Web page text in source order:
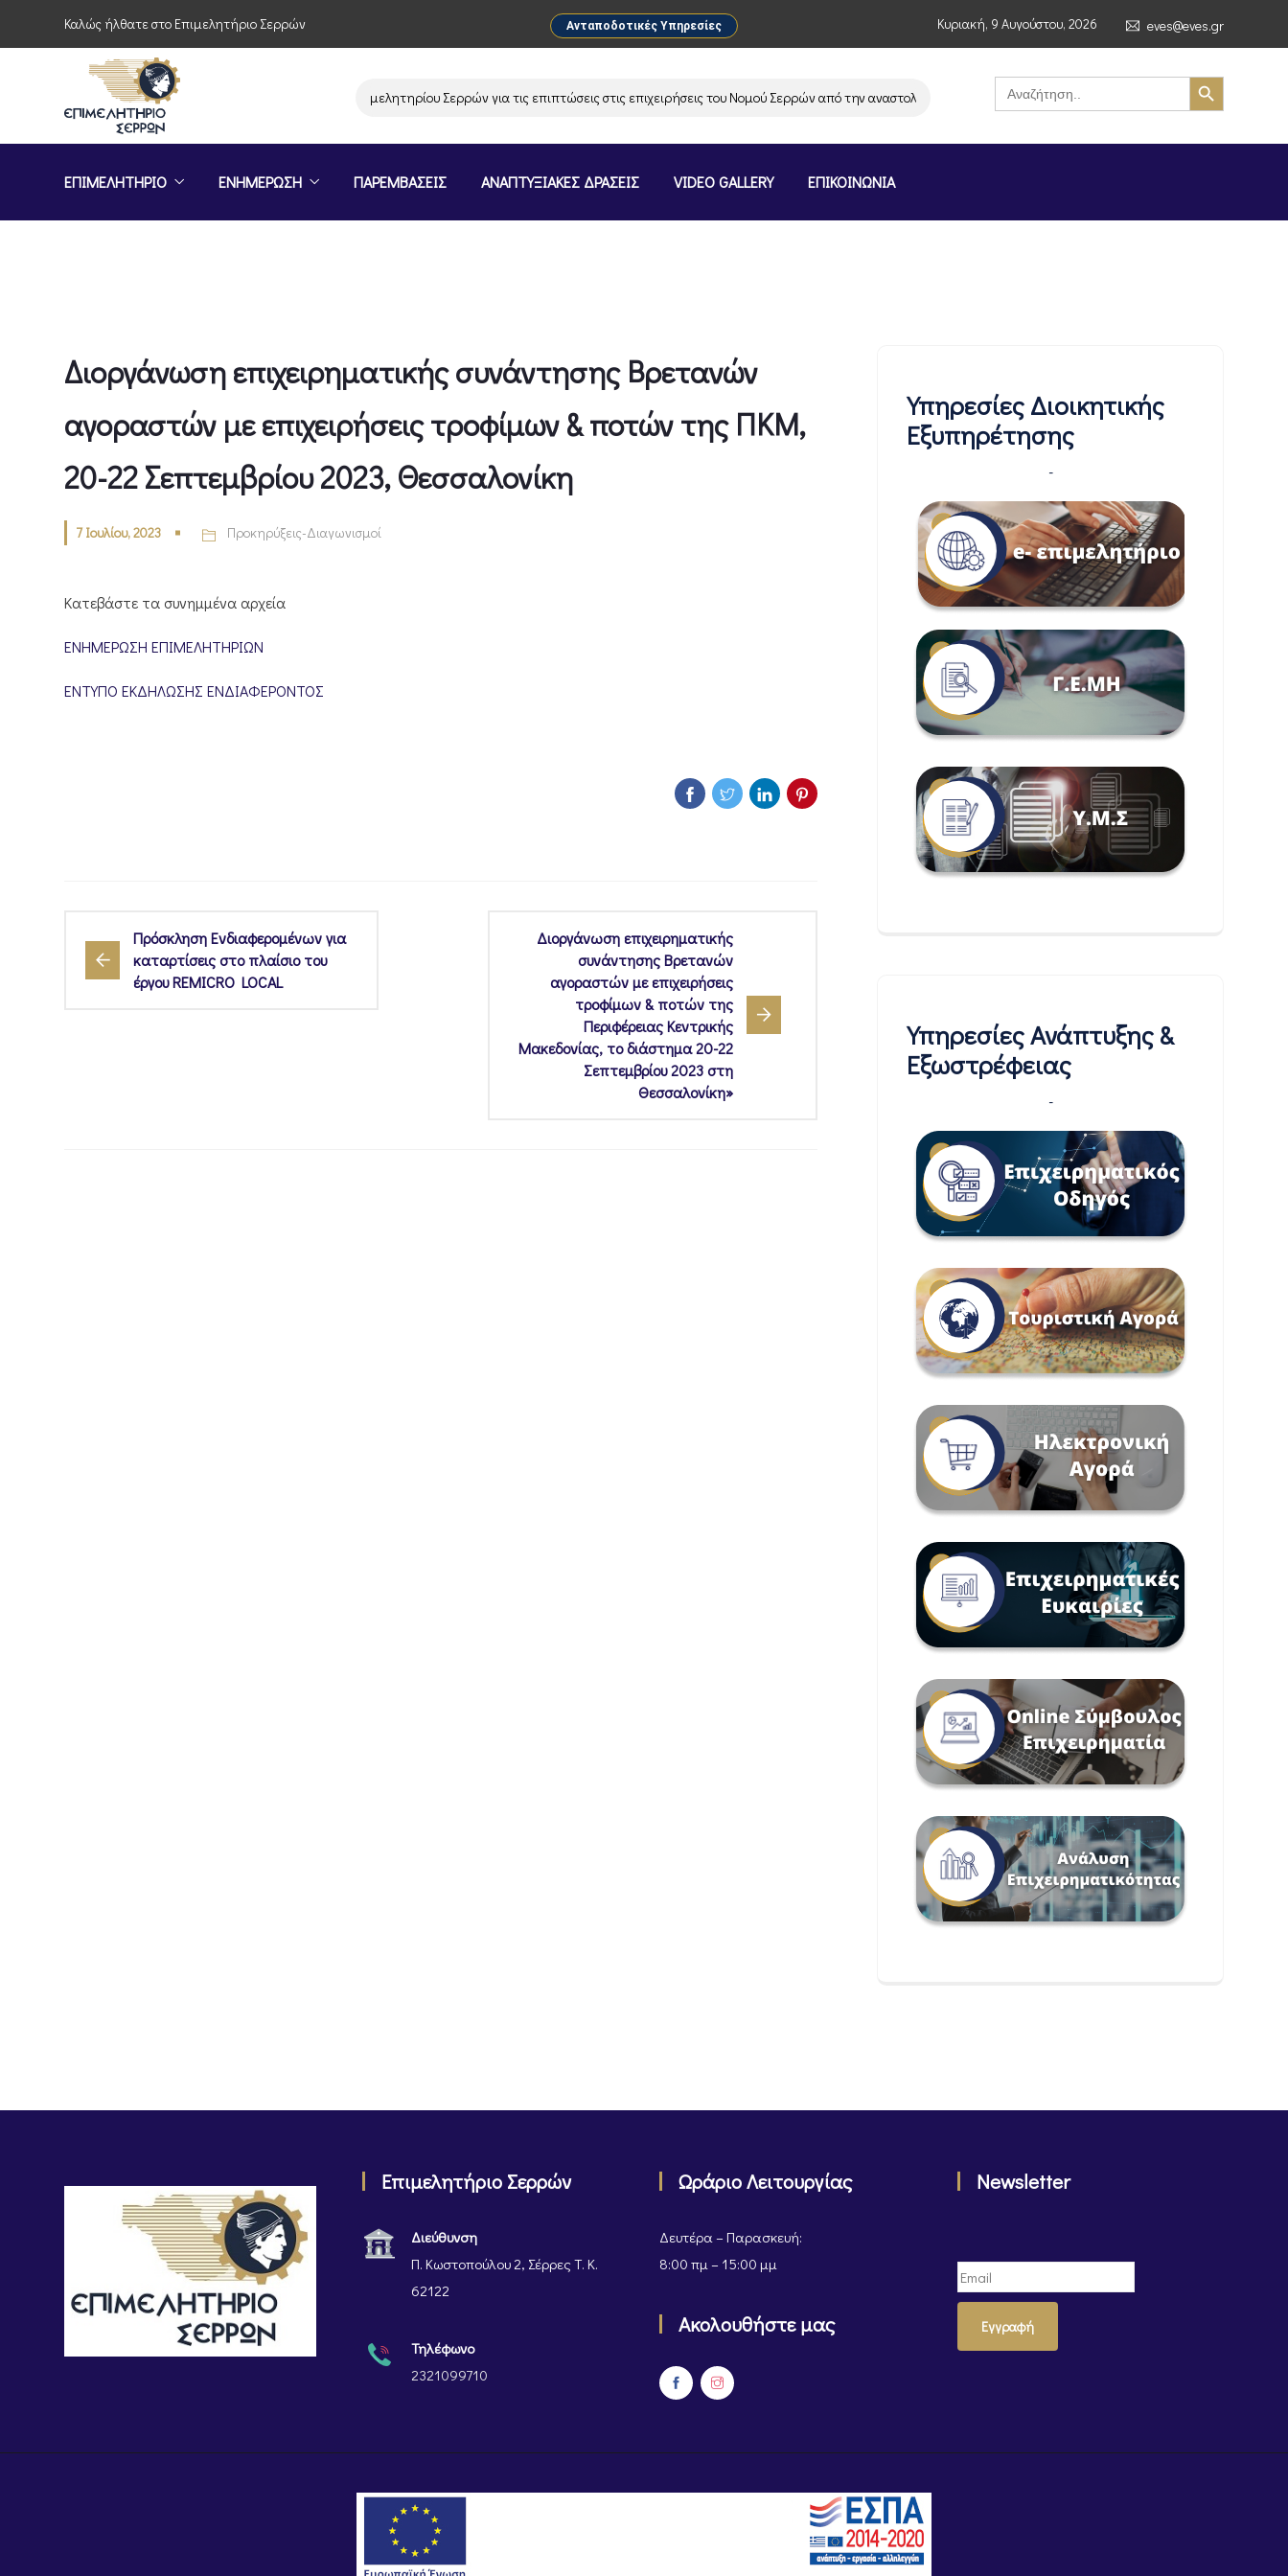
Καλώς ήλθατε στο Επιμελητήριο Σερρών Ανταποδοτικές Υπηρεσίες Κυριακή, 9 Αυγούστου, 2026 eves@eves.gr
Παρέμβαση του Επιμελητηρίου Σερρών για τις επιπτώσεις στις επιχειρήσεις του Νομού Σερρών από την αναστολή λειτουργίας της αλυσίδας σούπερ μάρκετ MERE στην Ελλάδα –
Search
for:
Search Button
ΕΠΙΜΕΛΗΤΗΡΙΟ ΕΝΗΜΕΡΩΣΗ ΠΑΡΕΜΒΑΣΕΙΣ ΑΝΑΠΤΥΞΙΑΚΕΣ ΔΡΑΣΕΙΣ VIDEO GALLERY ΕΠΙΚΟΙΝΩΝΙΑ
Διοργάνωση επιχειρηματικής συνάντησης Βρετανών
αγοραστών με επιχειρήσεις τροφίμων & ποτών της ΠΚΜ,
20-22 Σεπτεμβρίου 2023, Θεσσαλονίκη
7 Ιουλίου, 2023 Προκηρύξεις-Διαγωνισμοί
Κατεβάστε τα συνημμένα αρχεία
ΕΝΗΜΕΡΩΣΗ ΕΠΙΜΕΛΗΤΗΡΙΩΝ
ΕΝΤΥΠΟ ΕΚΔΗΛΩΣΗΣ ΕΝΔΙΑΦΕΡΟΝΤΟΣ
Πρόσκληση Ενδιαφερομένων για
καταρτίσεις στο πλαίσιο του
έργου REMICRO LOCAL
Διοργάνωση επιχειρηματικής
συνάντησης Βρετανών
αγοραστών με επιχειρήσεις
τροφίμων & ποτών της
Περιφέρειας Κεντρικής
Μακεδονίας, το διάστημα 20-22
Σεπτεμβρίου 2023 στη
Θεσσαλονίκη»
Υπηρεσίες Διοικητικής
Εξυπηρέτησης
-
Υπηρεσίες Ανάπτυξης &
Εξωστρέφειας
-
Επιμελητήριο Σερρών
Διεύθυνση
Π. Κωστοπούλου 2, Σέρρες Τ. Κ.
62122
Τηλέφωνο
2321099710
Ωράριο Λειτουργίας
Δευτέρα – Παρασκευή:
8:00 πμ – 15:00 μμ
Ακολουθήστε μας
Newsletter
Εγγραφή